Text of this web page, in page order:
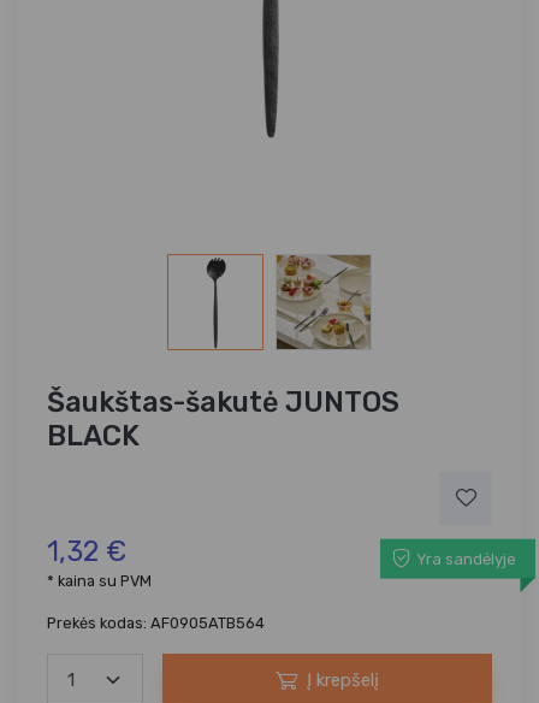
Šaukštas-šakutė JUNTOS
BLACK
1,32 €
Yra sandėlyje
* kaina su PVM
Prekės kodas: AF0905ATB564
Į krepšelį